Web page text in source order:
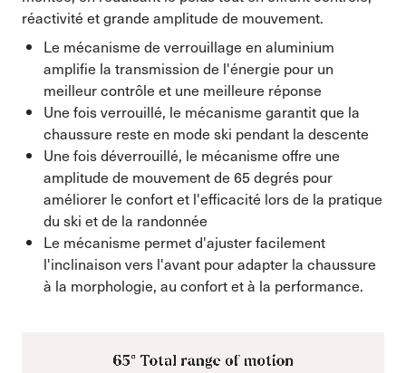
réactivité et grande amplitude de mouvement.
Le mécanisme de verrouillage en aluminium
amplifie la transmission de l'énergie pour un
meilleur contrôle et une meilleure réponse
Une fois verrouillé, le mécanisme garantit que la
chaussure reste en mode ski pendant la descente
Une fois déverrouillé, le mécanisme offre une
amplitude de mouvement de 65 degrés pour
améliorer le confort et l'efficacité lors de la pratique
du ski et de la randonnée
Le mécanisme permet d'ajuster facilement
l'inclinaison vers l'avant pour adapter la chaussure
à la morphologie, au confort et à la performance.